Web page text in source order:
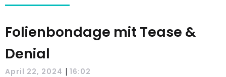
Folienbondage mit Tease &
Denial
April 22, 2024 | 16:02